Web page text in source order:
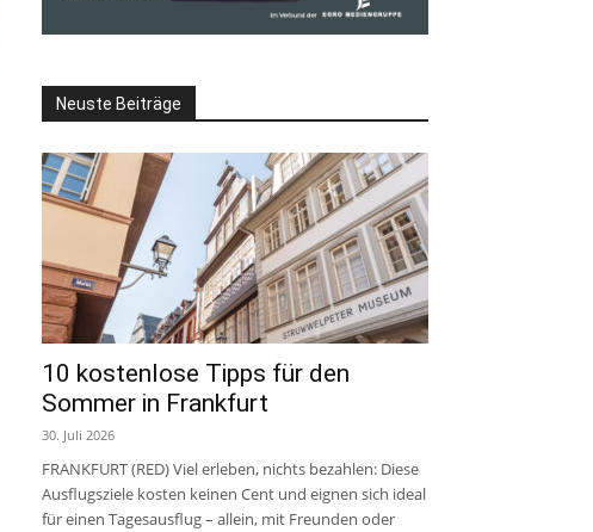
Neuste Beiträge
10 kostenlose Tipps für den
Sommer in Frankfurt
30. Juli 2026
FRANKFURT (RED) Viel erleben, nichts bezahlen: Diese
Ausflugsziele kosten keinen Cent und eignen sich ideal
für einen Tagesausflug – allein, mit Freunden oder